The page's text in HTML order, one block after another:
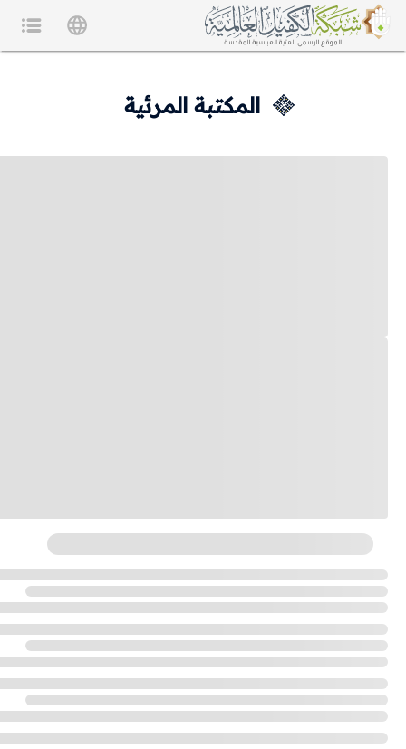
المكتبة المرئية